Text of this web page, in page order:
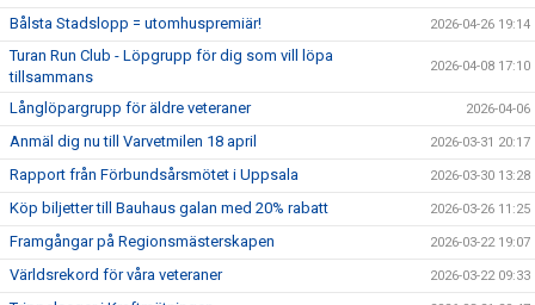
Bålsta Stadslopp = utomhuspremiär! 2026-04-26 19:14
Turan Run Club - Löpgrupp för dig som vill löpa
tillsammans
2026-04-08 17:10
Långlöpargrupp för äldre veteraner 2026-04-06
Anmäl dig nu till Varvetmilen 18 april 2026-03-31 20:17
Rapport från Förbundsårsmötet i Uppsala 2026-03-30 13:28
Köp biljetter till Bauhaus galan med 20% rabatt 2026-03-26 11:25
Framgångar på Regionsmästerskapen 2026-03-22 19:07
Världsrekord för våra veteraner 2026-03-22 09:33